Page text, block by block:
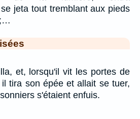
jeta tout tremblant aux pieds
et, lorsqu'il vit les portes de
tira son épée et allait se tuer,
s'étaient enfuis.